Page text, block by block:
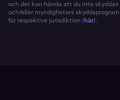
och det kan hända att du inte
och/eller myndigheters
för respektive jurisdiktion (här).